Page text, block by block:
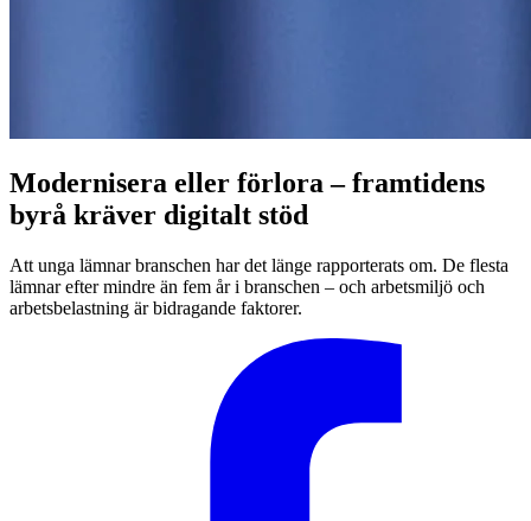
Modernisera eller förlora – framtidens
byrå kräver digitalt stöd
Att unga lämnar branschen har det länge rapporterats om. De flesta
lämnar efter mindre än fem år i branschen – och arbetsmiljö och
arbetsbelastning är bidragande faktorer.